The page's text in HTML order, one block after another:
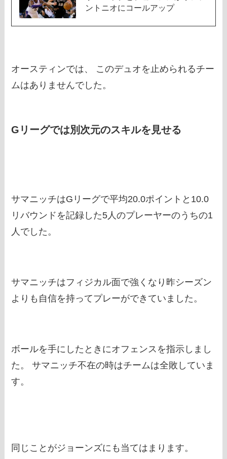
ントニオにコールアップ
オースティンでは、 このデュオを止められるチー
ムはありませんでした。
Gリーグでは別次元のスキルを見せる
サマニッチはGリーグで平均20.0ポイントと10.0
リバウンドを記録した5人のプレーヤーのうちの1
人でした。
サマニッチはフィジカル面で強くなり昨シーズン
よりも自信を持ってプレーができていました。
ボールを手にしたときにオフェンスを指示しまし
た。 サマニッチ不在の時はチームは全敗していま
す。
同じことがジョーンズにも当てはまります。